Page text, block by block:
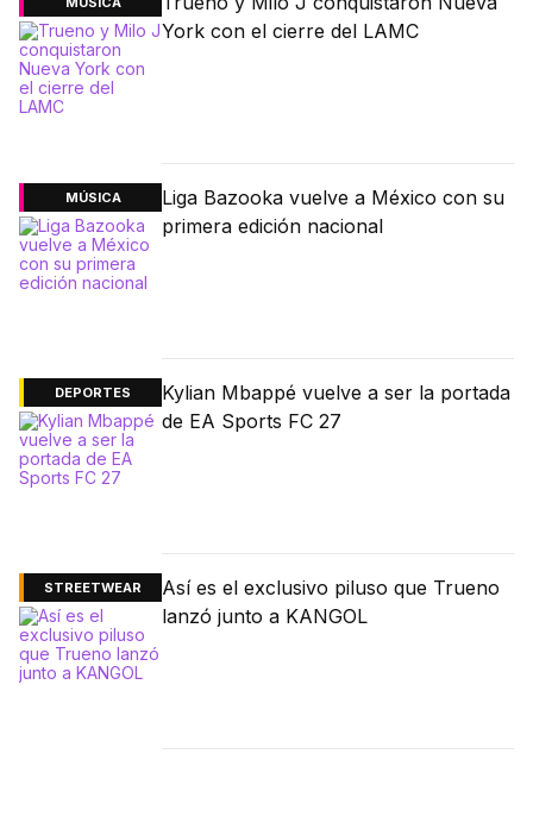
York con el cierre del LAMC
MÚSICA
Liga Bazooka vuelve a México con su
primera edición nacional
DEPORTES
Kylian Mbappé vuelve a ser la portada
de EA Sports FC 27
STREETWEAR
Así es el exclusivo piluso que Trueno
lanzó junto a KANGOL